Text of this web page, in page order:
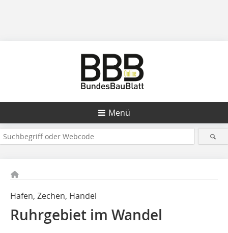
Menü
Hafen, Zechen, Handel
Ruhrgebiet im Wandel